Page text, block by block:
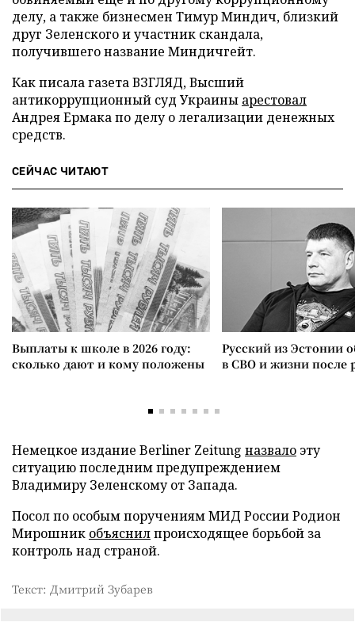
делу, а также бизнесмен Тимур Миндич, близкий
друг Зеленского и участник скандала,
получившего название Миндичгейт.
Как писала газета ВЗГЛЯД, Высший
антикоррупционный суд Украины арестовал
Андрея Ермака по делу о легализации денежных
средств.
СЕЙЧАС ЧИТАЮТ
Выплаты к школе в 2026 году:
сколько дают и кому положены
Русский из Эстонии
в СВО и жизни после
Немецкое издание Berliner Zeitung назвало эту
ситуацию последним предупреждением
Владимиру Зеленскому от Запада.
Посол по особым поручениям МИД России Родион
Мирошник объяснилпроисходящее борьбой за
контроль над страной.
Текст: Дмитрий Зубарев